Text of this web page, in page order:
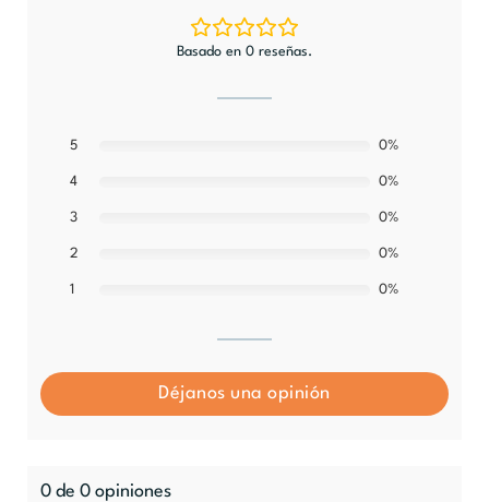
Basado en 0 reseñas.
5 0%
4 0%
3 0%
2 0%
1 0%
Déjanos una opinión
0 de 0 opiniones